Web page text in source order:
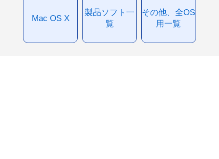
Mac OS X
製品ソフト一
覧
その他、全OS
用一覧